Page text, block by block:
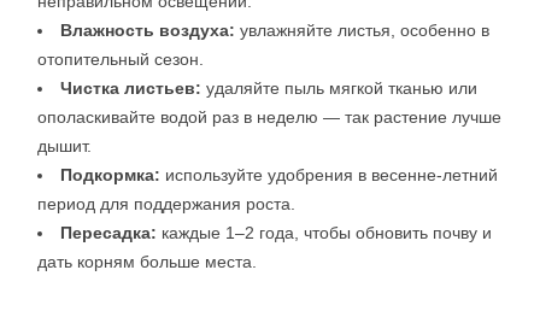
Влажность воздуха: увлажняйте листья, особенно в
отопительный сезон.
Чистка листьев: удаляйте пыль мягкой тканью или
ополаскивайте водой раз в неделю — так растение лучше
дышит.
Подкормка: используйте удобрения в весенне-летний
период для поддержания роста.
Пересадка: каждые 1–2 года, чтобы обновить почву и
дать корням больше места.